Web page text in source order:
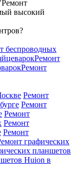
высокий
беспроводных
Ремонт
Ремонт
Ремонт
Ремонт
Ремонт
Ремонт
Ремонт
графических
планшетов
Huion в